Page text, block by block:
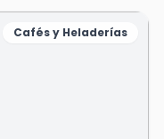
Cafés y Heladerías